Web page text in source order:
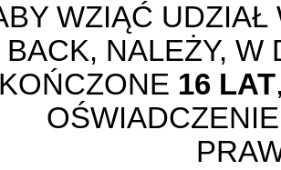
WZIĄĆ
BACK, NALEŻY, W
16 LAT